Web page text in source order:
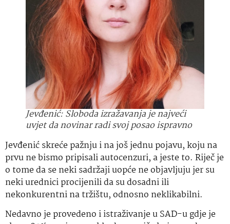
Jevđenić: Sloboda izražavanja je najveći
uvjet da novinar radi svoj posao ispravno
Jevđenić skreće pažnju i na još jednu pojavu, koju na
prvu ne bismo pripisali autocenzuri, a jeste to. Riječ je
o tome da se neki sadržaji uopće ne objavljuju jer su
neki urednici procijenili da su dosadni ili
nekonkurentni na tržištu, odnosno neklikabilni.
Nedavno je provedeno i istraživanje u SAD-u gdje je